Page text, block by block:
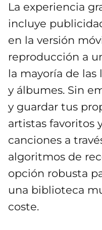
La experiencia
incluye
en la versión
reproducción a
la mayoría de
y álbumes. Sin
y guardar tus
artistas favoritos
canciones a
algoritmos de
opción robusta
una biblioteca
coste.